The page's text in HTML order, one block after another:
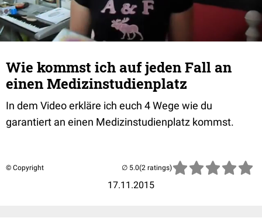
Wie kommst ich auf jeden Fall an
einen Medizinstudienplatz
In dem Video erkläre ich euch 4 Wege wie du
garantiert an einen Medizinstudienplatz kommst.
© Copyright
17.11.2015
(2 ratings)